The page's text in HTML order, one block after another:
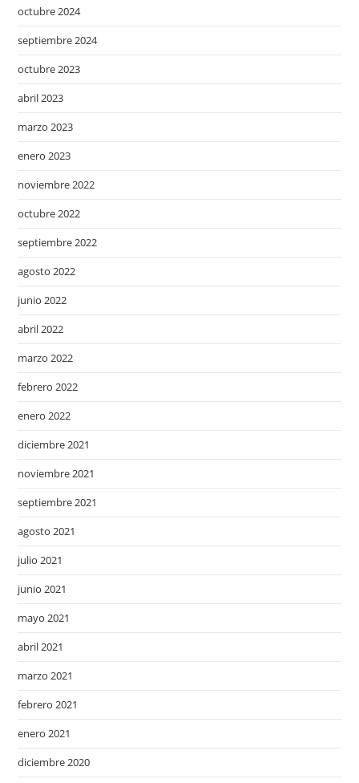
octubre 2024
septiembre 2024
octubre 2023
abril 2023
marzo 2023
enero 2023
noviembre 2022
octubre 2022
septiembre 2022
agosto 2022
junio 2022
abril 2022
marzo 2022
febrero 2022
enero 2022
diciembre 2021
noviembre 2021
septiembre 2021
agosto 2021
julio 2021
junio 2021
mayo 2021
abril 2021
marzo 2021
febrero 2021
enero 2021
diciembre 2020